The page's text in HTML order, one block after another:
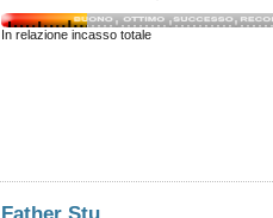
In relazione incasso totale